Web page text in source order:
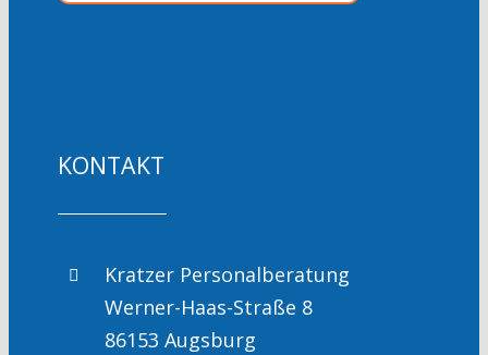
KONTAKT
Kratzer Personalberatung
Werner-Haas-Straße 8
86153 Augsburg